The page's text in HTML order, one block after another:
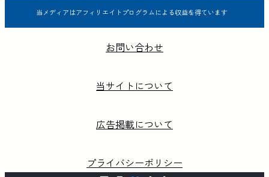
当メディアはアフィリエイトプログラムによる収益を得ています
お問い合わせ
当サイトについて
広告掲載について
プライバシーポリシー